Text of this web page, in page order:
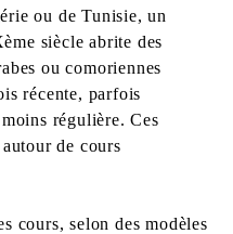
ou de Tunisie, un
siècle abrite des
ou comoriennes
récente, parfois
régulière. Ces
de cours
cours, selon des modèles